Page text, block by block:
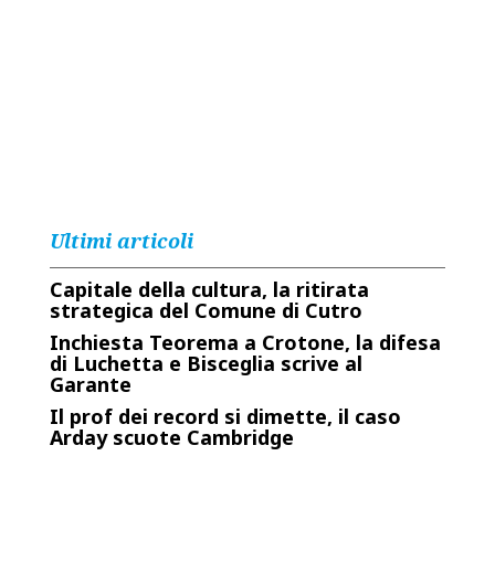
Ultimi articoli
Capitale della cultura, la ritirata
strategica del Comune di Cutro
Inchiesta Teorema a Crotone, la difesa
di Luchetta e Bisceglia scrive al
Garante
Il prof dei record si dimette, il caso
Arday scuote Cambridge